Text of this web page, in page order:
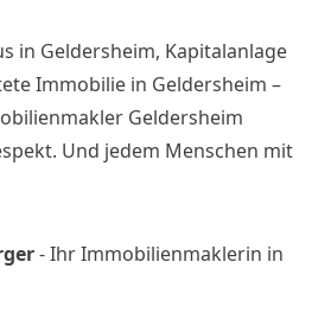
in Geldersheim, Kapitalanlage
Immobilie in Geldersheim –
Geldersheim
Und jedem Menschen mit
- Ihr Immobilienmaklerin in